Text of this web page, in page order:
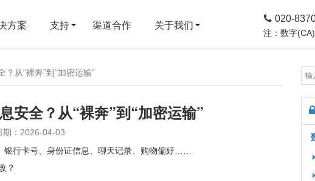
方案 支持 渠道合作 关于我们
020-
注：数字
从“裸奔”到“加密运输”
安全？从“裸奔”到“加密运输”
期：2026-04-03
银行卡号、身份证信息、聊天记录、购物偏好……
？